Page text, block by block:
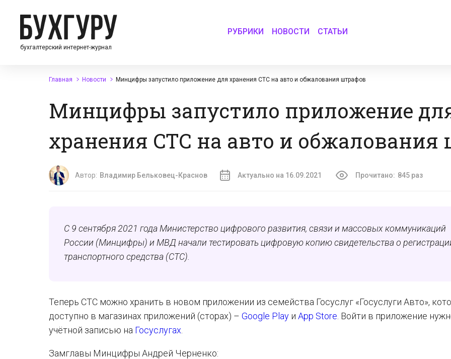
бухгалтерский интернет-журнал
РУБРИКИ НОВОСТИ СТАТЬИ
Главная Новости Минцифры запустило приложение для хранения СТС на авто и обжалования штрафов
Минцифры запустило приложение
хранения СТС на авто и обжалования
Автор: Владимир Бельковец-Краснов Актуально на 16.09.2021 Прочитано: 845 раз
С 9 сентября 2021 года Министерство цифрового развития, связи и массовых коммуникаций
России (Минцифры) и МВД начали тестировать цифровую копию свидетельства о
транспортного средства (СТС).
Теперь СТС можно хранить в новом приложении из семейства Госуслуг «Госуслуги Авто»,
доступно в магазинах приложений (сторах) – Google Play и App Store . Войти в приложение
учётной записью на Госуслугах
Замглавы Минцифры Андрей Черненко: